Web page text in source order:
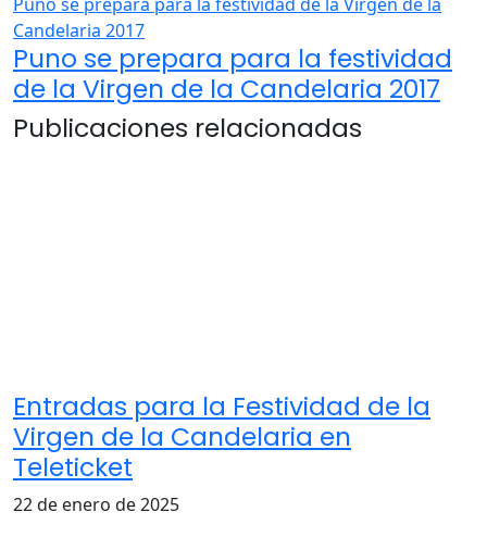
Candelaria 2017
Puno se prepara para la festividad
de la Virgen de la Candelaria 2017
Publicaciones relacionadas
Entradas para la Festividad de la
Virgen de la Candelaria en
Teleticket
22 de enero de 2025